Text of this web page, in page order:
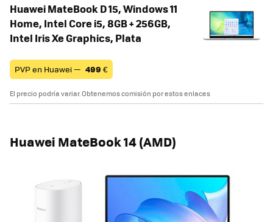
Huawei MateBook D 15, Windows 11
Home, Intel Core i5, 8GB + 256GB,
Intel Iris Xe Graphics, Plata
PVP en Huawei — 499 €
El precio podría variar. Obtenemos comisión por estos enlaces
Huawei MateBook 14 (AMD)